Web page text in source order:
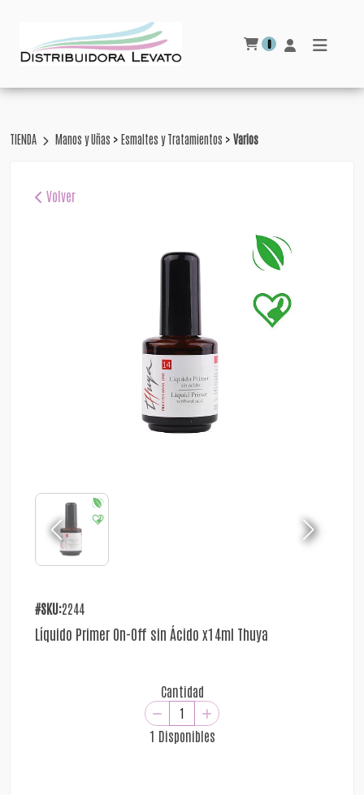
0
TIENDA Manos y Uñas > Esmaltes y Tratamientos > Varios
Volver
#SKU:2244
Líquido Primer On-Off sin Ácido x14ml Thuya
Cantidad
1 Disponibles